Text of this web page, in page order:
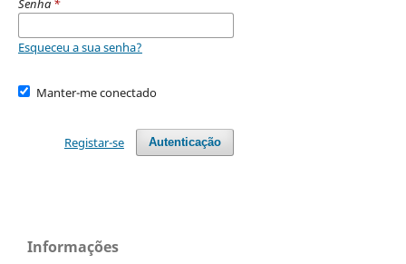
Senha *
Esqueceu a sua senha?
Manter-me conectado
Autenticação
Registar-se
Informações